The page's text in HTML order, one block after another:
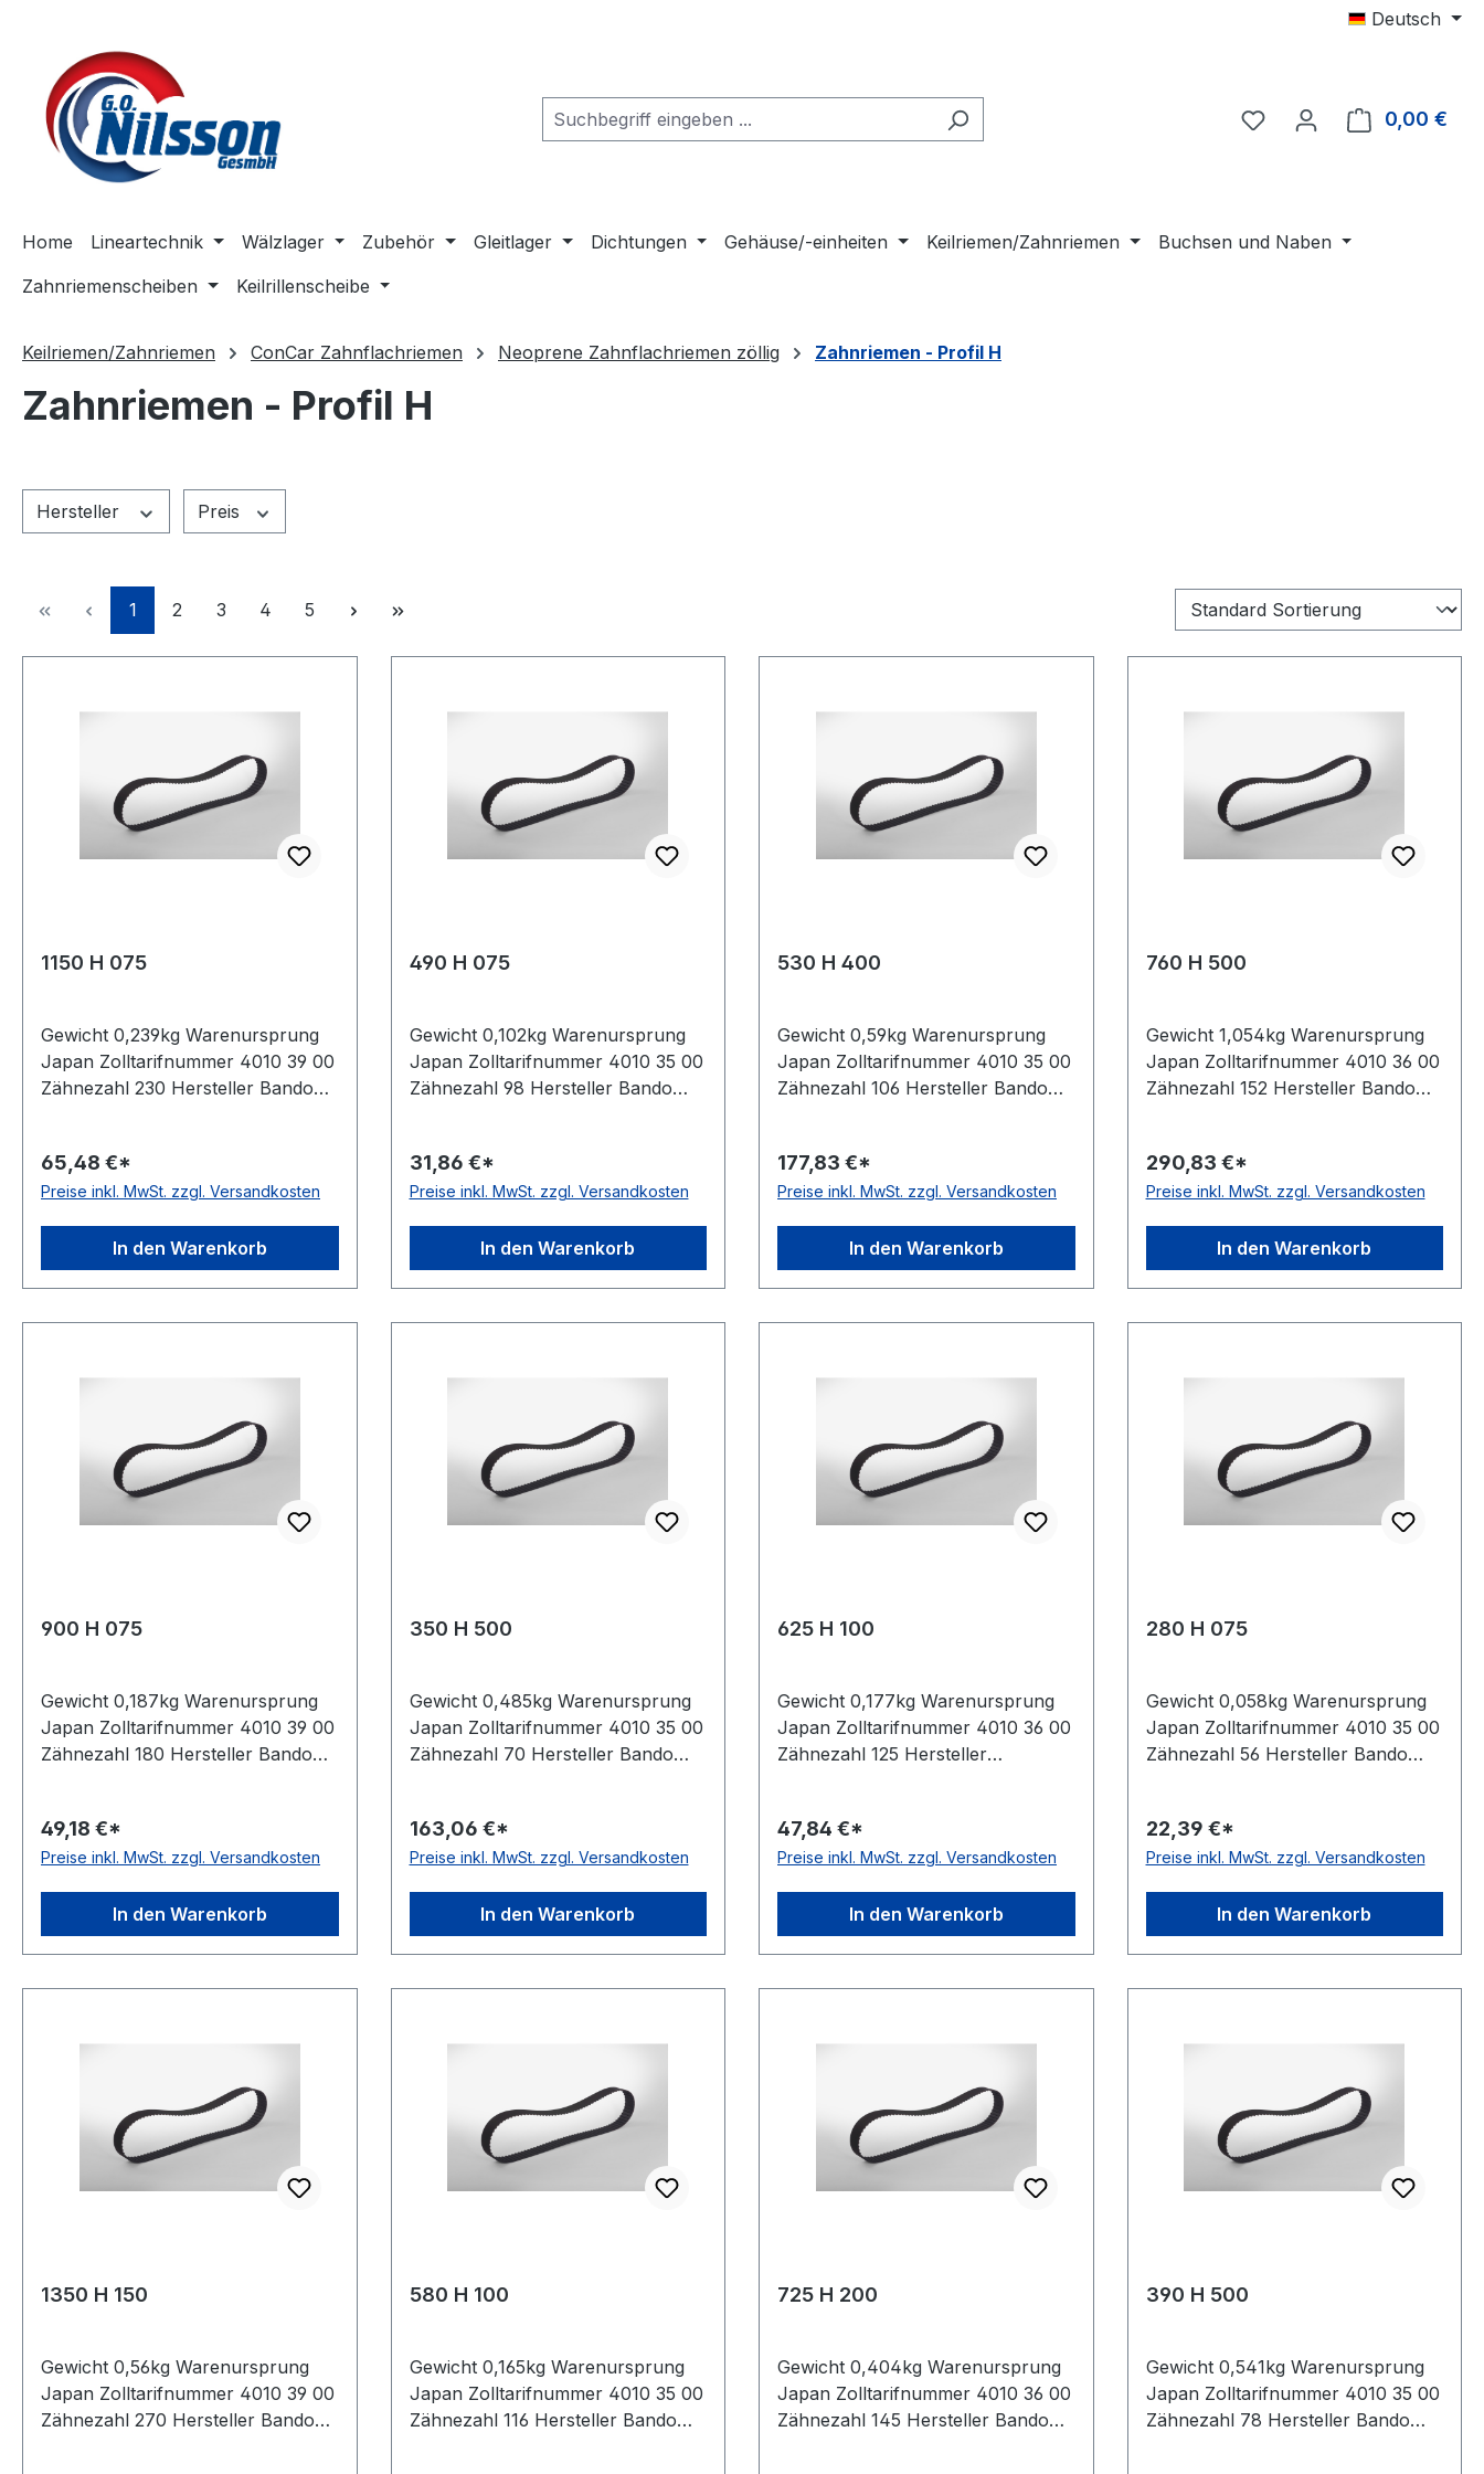
Deutsch
0,00 €
Home Lineartechnik Wälzlager Zubehör Gleitlager Dichtungen Gehäuse/-einheiten Keilriemen/Zahnriemen
Buchsen und Naben
Zahnriemenscheiben
Keilrillenscheibe
Keilriemen/Zahnriemen ConCar Zahnflachriemen Neoprene Zahnflachriemen zöllig Zahnriemen - Profil H
Zahnriemen - Profil H
Hersteller Preis
Seite
1 Seite
2 Seite
3 Seite
4 Seite
5
1150 H 075
Gewicht 0,239kg Warenursprung
Japan Zolltarifnummer 4010 39 00
Zähnezahl 230 Hersteller Bando
Hersteller Bando Teilung 12,7mm
Höhe 4,3mm Material Neoprene
5296 antistatisch ja
65,48 €*
Preise inkl. MwSt. zzgl. Versandkosten
In den Warenkorb
490 H 075
Gewicht 0,102kg Warenursprung
Japan Zolltarifnummer 4010 35 00
Zähnezahl 98 Hersteller Bando
19,050mm Hersteller Bando
Teilung 12,7mm Höhe 4,3mm
Glasfaser Norm DIN 5296
antistatisch ja
31,86 €*
Preise inkl. MwSt. zzgl. Versandkosten
In den Warenkorb
530 H 400
Gewicht 0,59kg Warenursprung
Japan Zolltarifnummer 4010 35 00
Zähnezahl 106 Hersteller Bando
101,600mm Hersteller Bando
Teilung 12,7mm Höhe 4,3mm
Glasfaser Norm DIN 5296
antistatisch ja
177,83 €*
Preise inkl. MwSt. zzgl. Versandkosten
In den Warenkorb
760 H 500
Gewicht 1,054kg Warenursprung
Japan Zolltarifnummer 4010 36 00
Zähnezahl 152 Hersteller Bando
127,000mm Hersteller Bando
Teilung 12,7mm Höhe 4,3mm
Glasfaser Norm DIN 5296
antistatisch ja
290,83 €*
Preise inkl. MwSt. zzgl. Versandkosten
In den Warenkorb
900 H 075
Gewicht 0,187kg Warenursprung
Japan Zolltarifnummer 4010 39 00
Zähnezahl 180 Hersteller Bando
Hersteller Bando Teilung 12,7mm
Höhe 4,3mm Material Neoprene
5296 antistatisch ja
49,18 €*
Preise inkl. MwSt. zzgl. Versandkosten
In den Warenkorb
350 H 500
Gewicht 0,485kg Warenursprung
Japan Zolltarifnummer 4010 35 00
Zähnezahl 70 Hersteller Bando
Hersteller Bando Teilung 12,7mm
Höhe 4,3mm Material Neoprene
5296 antistatisch ja
163,06 €*
Preise inkl. MwSt. zzgl. Versandkosten
In den Warenkorb
625 H 100
Gewicht 0,177kg Warenursprung
Japan Zolltarifnummer 4010 36 00
Zähnezahl 125 Hersteller
mm 25,400mm Hersteller
Mitsuboshi Teilung 12,7mm Höhe
Zugstrang Glasfaser Norm DIN
5296 antistatisch ja
47,84 €*
Preise inkl. MwSt. zzgl. Versandkosten
In den Warenkorb
280 H 075
Gewicht 0,058kg Warenursprung
Japan Zolltarifnummer 4010 35 00
Zähnezahl 56 Hersteller Bando
Hersteller Bando Teilung 12,7mm
Höhe 4,3mm Material Neoprene
5296 antistatisch ja
22,39 €*
Preise inkl. MwSt. zzgl. Versandkosten
In den Warenkorb
1350 H 150
Gewicht 0,56kg Warenursprung
Japan Zolltarifnummer 4010 39 00
Zähnezahl 270 Hersteller Bando
580 H 100
Gewicht 0,165kg Warenursprung
Japan Zolltarifnummer 4010 35 00
Zähnezahl 116 Hersteller Bando
725 H 200
Gewicht 0,404kg Warenursprung
Japan Zolltarifnummer 4010 36 00
Zähnezahl 145 Hersteller Bando
390 H 500
Gewicht 0,541kg Warenursprung
Japan Zolltarifnummer 4010 35 00
Zähnezahl 78 Hersteller Bando